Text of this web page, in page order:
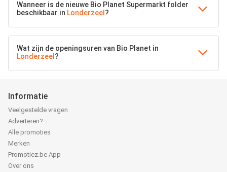
Wanneer is de nieuwe Bio Planet Supermarkt folder
beschikbaar in Londerzeel ?
Wat zijn de openingsuren van Bio Planet in
Londerzeel ?
Informatie
Veelgestelde vragen
Adverteren?
Alle promoties
Merken
Promotiez.be App
Over ons